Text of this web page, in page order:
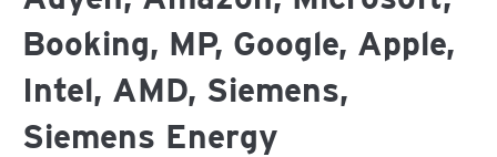
Booking, MP, Google, Apple,
Intel, AMD, Siemens,
Siemens Energy